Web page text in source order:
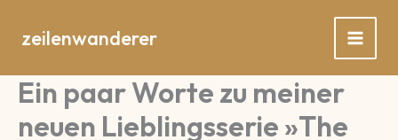
Inhaltzeilenwanderer
Ein paar Worte zu meiner
neuen Lieblingsserie »The